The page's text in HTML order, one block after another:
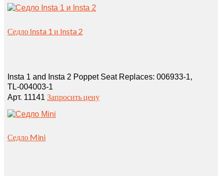
Седло Insta 1 и Insta 2
Insta 1 and Insta 2 Poppet Seat Replaces: 006933‑1,
TL‑004003‑1
Арт. 11141 Запросить цену
Седло Mini